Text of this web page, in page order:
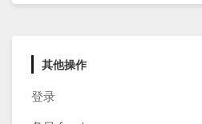
其他操作
登录